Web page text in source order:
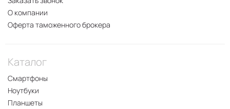
О компании
Оферта таможенного брокера
Каталог
Смартфоны
Ноутбуки
Планшеты